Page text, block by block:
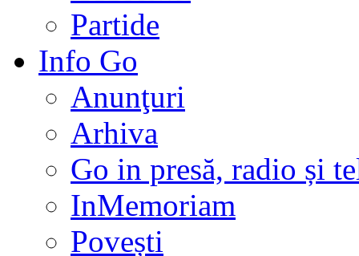
Partide
Info Go
Anunţuri
Arhiva
Go in presă, radio și
InMemoriam
Povești